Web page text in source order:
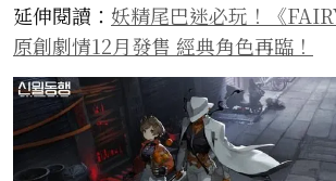
延伸閱讀： 妖精尾巴迷必玩！《
原創劇情12月發售 經典角色再臨！